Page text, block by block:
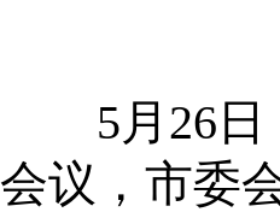
5月26日，
会议，市委